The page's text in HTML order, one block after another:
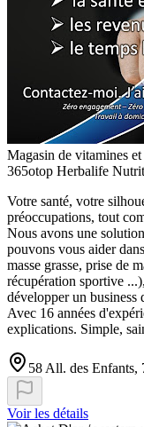
Magasin de vitamines
365otop Herbalife
Votre santé, votre
préoccupations, tout
Nous avons une
pouvons vous aider
masse grasse, prise de
récupération sportive
développer un business
Avec 16 années
explications. Simple,
58 All. des Enfants,
Voir les détails